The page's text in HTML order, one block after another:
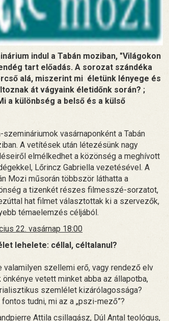
indul a Tabán moziban, "Világokon
tart előadás. A sorozat szándéka
alá, miszerint mi életünk lényege és
át vágyaink életidőnk során? ;
a különbség a belső és a külső
szemináriumok vasárnaponként a Tabán
A vetítések után létezésünk nagy
elmélkedhet a közönség a meghívott
Lőrincz Gabriella vezetésével. A
Mozi műsorán többször láthatta a
a tizenkét részes filmesszé-sorzatot,
hat filmet választottak ki a szervezők,
témaelemzés céljából.
22. vasárnap 18:00
lehelete: céllal, céltalanul?
valamilyen szellemi erő, vagy rendező elv
vetett minket abba az állapotba,
szemlélet kizárólagossága?
tudni, mi az a „pszi-mező”?
Attila csillagász, Dúl Antal teológus,